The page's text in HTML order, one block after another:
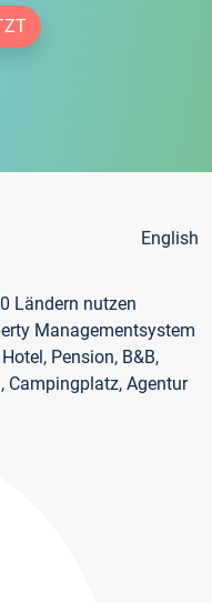
English
Ländern nutzen
Managementsystem
Pension, B&B,
Campingplatz, Agentur